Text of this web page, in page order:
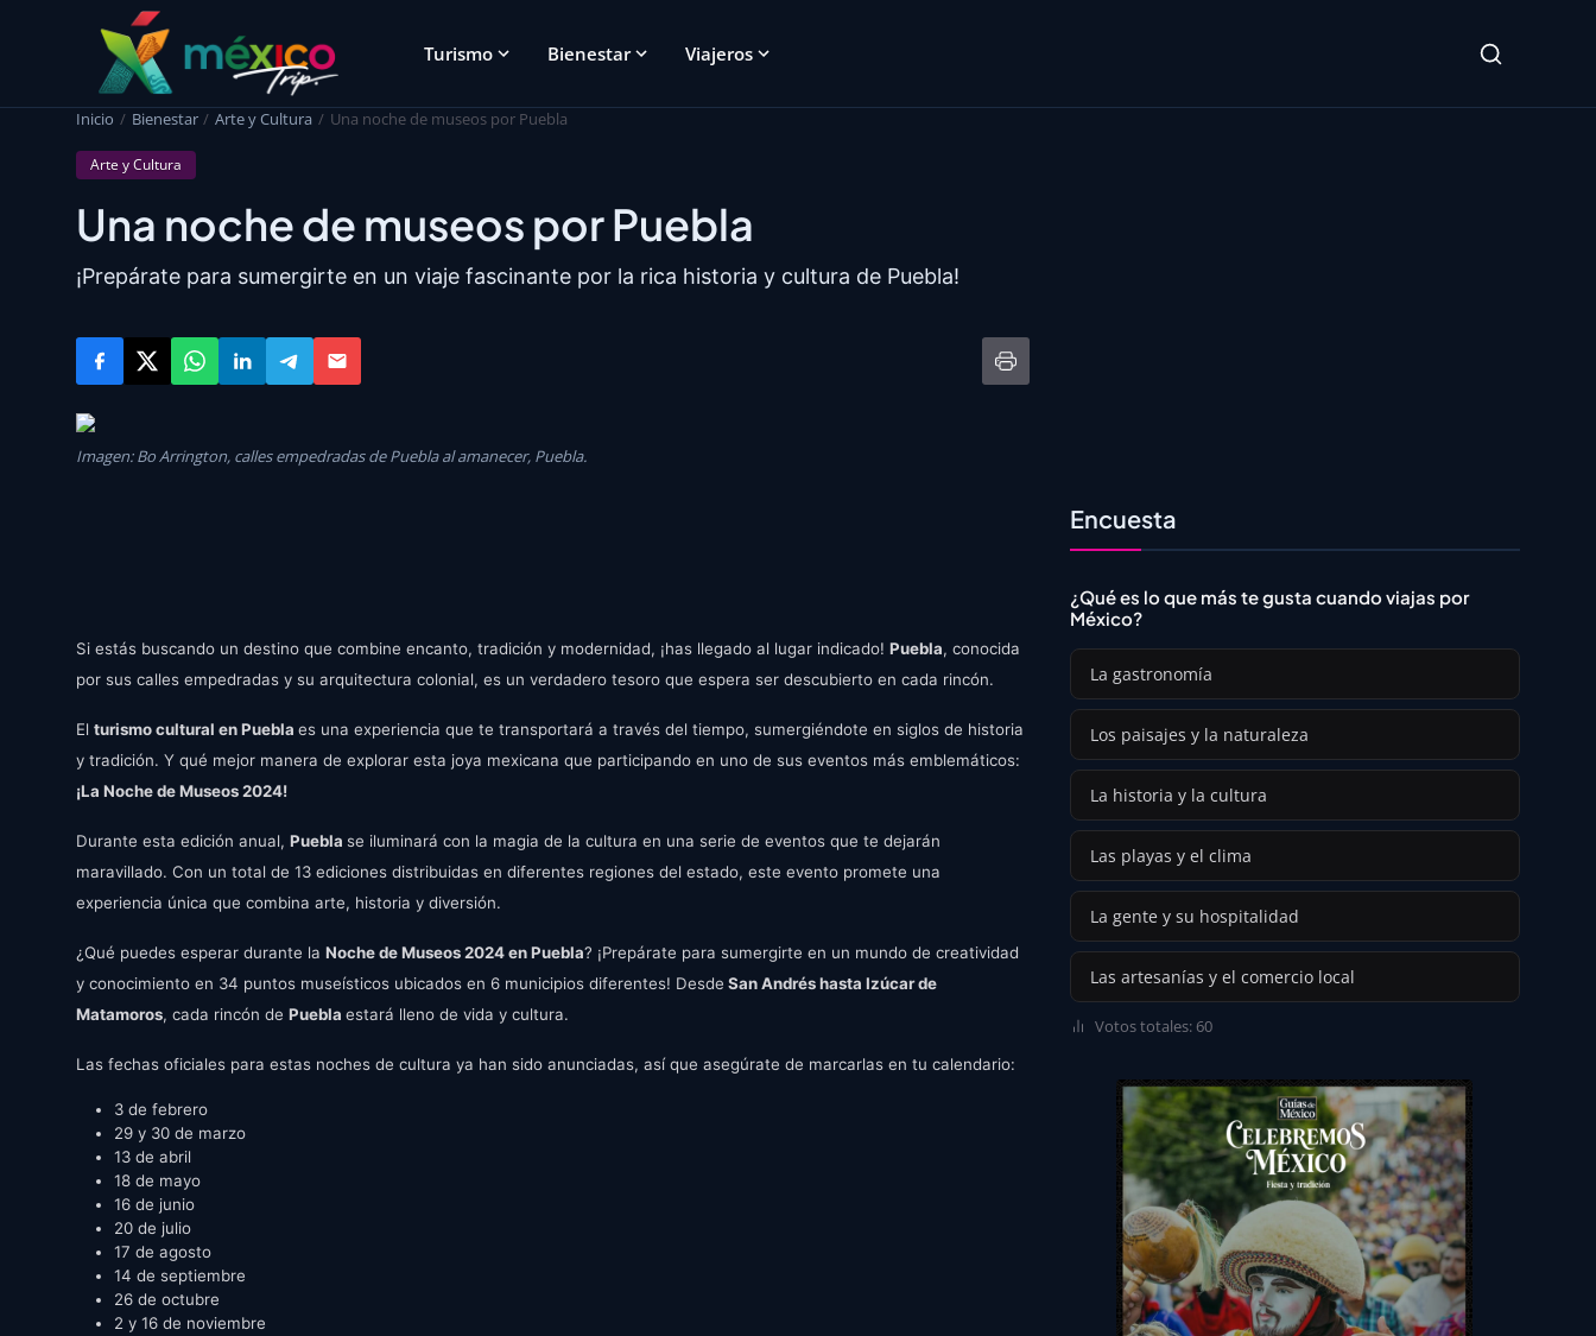
Turismo Bienestar Viajeros
Inicio Bienestar Arte y Cultura Una noche de museos por Puebla
Arte y Cultura
Una noche de museos por Puebla
¡Prepárate para sumergirte en un viaje fascinante por la rica historia y cultura de Puebla!
Imagen: Bo Arrington, calles empedradas de Puebla al amanecer, Puebla.
Si estás buscando un destino que combine encanto, tradición y modernidad, ¡has llegado al lugar indicado! Puebla, conocida
por sus calles empedradas y su arquitectura colonial, es un verdadero tesoro que espera ser descubierto en cada rincón.
El turismo cultural en Puebla es una experiencia que te transportará a través del tiempo, sumergiéndote en siglos de historia
y tradición. Y qué mejor manera de explorar esta joya mexicana que participando en uno de sus eventos más emblemáticos:
¡La Noche de Museos 2024!
Durante esta edición anual, Puebla se iluminará con la magia de la cultura en una serie de eventos que te dejarán
maravillado. Con un total de 13 ediciones distribuidas en diferentes regiones del estado, este evento promete una
experiencia única que combina arte, historia y diversión.
¿Qué puedes esperar durante la Noche de Museos 2024 en Puebla? ¡Prepárate para sumergirte en un mundo de creatividad
y conocimiento en 34 puntos museísticos ubicados en 6 municipios diferentes! Desde San Andrés hasta Izúcar de
Matamoros, cada rincón de Puebla estará lleno de vida y cultura.
Las fechas oficiales para estas noches de cultura ya han sido anunciadas, así que asegúrate de marcarlas en tu calendario:
3 de febrero
29 y 30 de marzo
13 de abril
18 de mayo
16 de junio
20 de julio
17 de agosto
14 de septiembre
26 de octubre
2 y 16 de noviembre
Encuesta
¿Qué es lo que más te gusta cuando viajas por
México?
La gastronomía
Los paisajes y la naturaleza
La historia y la cultura
Las playas y el clima
La gente y su hospitalidad
Las artesanías y el comercio local
Votos totales: 60